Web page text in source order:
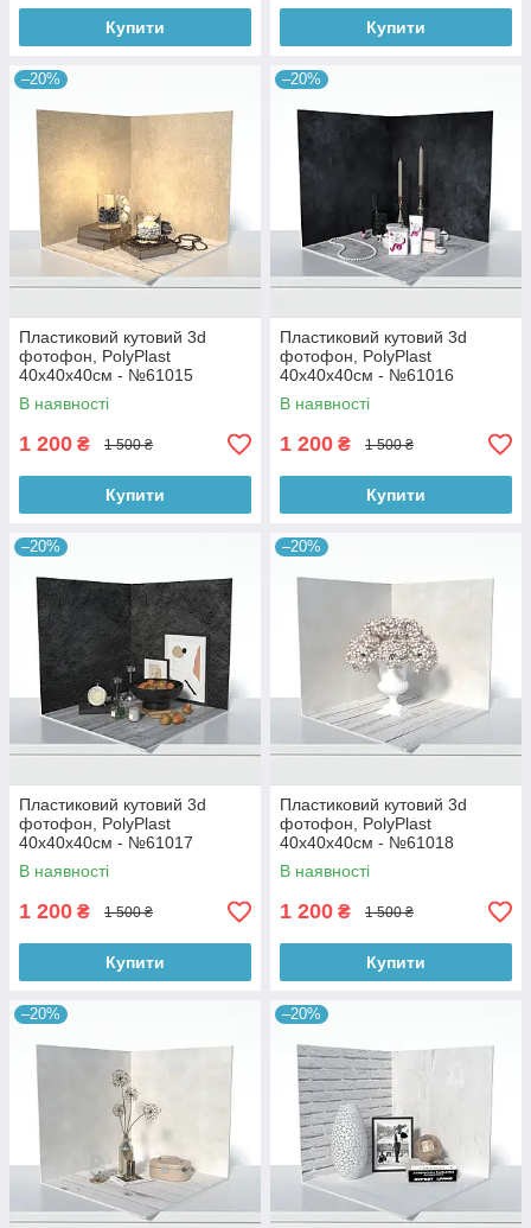
Купити Купити
–20%
Пластиковий кутовий 3d
фотофон, PolyPlast
40x40x40см - №61015
В наявності
1 200 ₴ 1 500 ₴
Купити
–20%
Пластиковий кутовий 3d
фотофон, PolyPlast
40x40x40см - №61016
В наявності
1 200 ₴ 1 500 ₴
Купити
–20%
Пластиковий кутовий 3d
фотофон, PolyPlast
40x40x40см - №61017
В наявності
1 200 ₴ 1 500 ₴
Купити
–20%
Пластиковий кутовий 3d
фотофон, PolyPlast
40x40x40см - №61018
В наявності
1 200 ₴ 1 500 ₴
Купити
–20% –20%